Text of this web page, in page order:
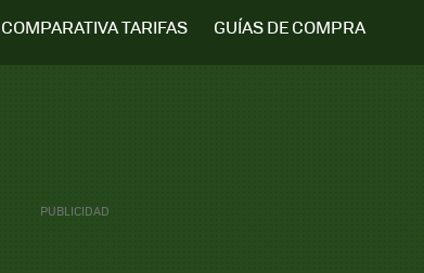
COMPARATIVA TARIFAS
GUÍAS DE COMPRA